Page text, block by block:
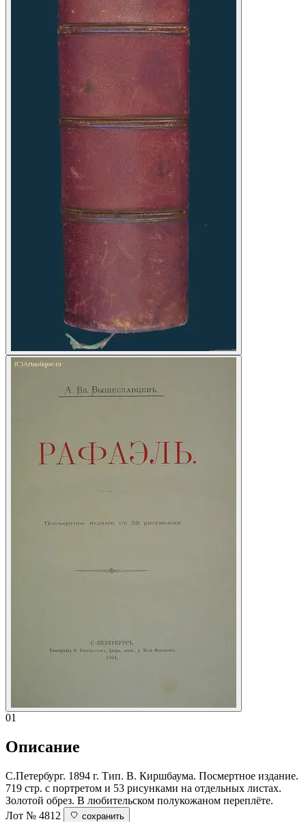
01
Описание
С.Петербург. 1894 г. Тип. В. Киршбаума. Посмертное издание.
719 стр. с портретом и 53 рисунками на отдельных листах.
Золотой обрез. В любительском полукожаном переплёте.
Лот № 4812
сохранить